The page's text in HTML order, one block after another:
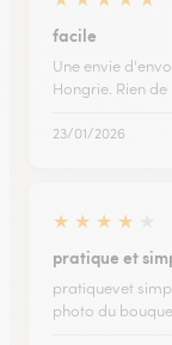
facile
Une envie
Hongrie. Rien
23/01/2026
★ ★ ★ ★
pratique et
pratiquevet
photo du